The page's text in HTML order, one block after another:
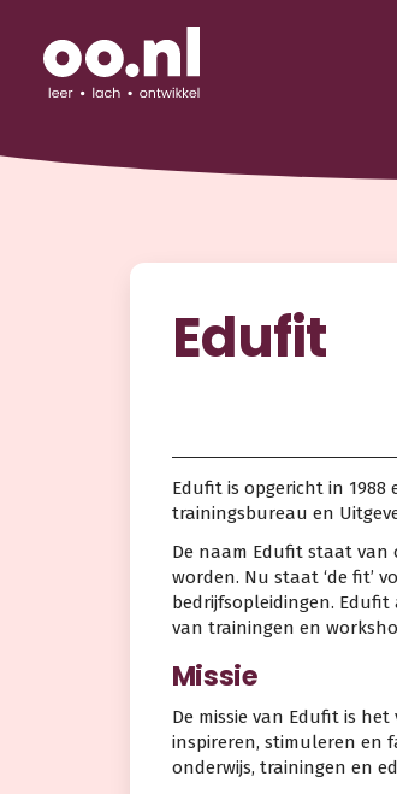
Edufit
Edufit is opgericht in
trainingsbureau en
De naam Edufit staat van
worden. Nu staat ‘de fit’
bedrijfsopleidingen.
van trainingen en
Missie
De missie van Edufit is
inspireren, stimuleren en
onderwijs, trainingen en